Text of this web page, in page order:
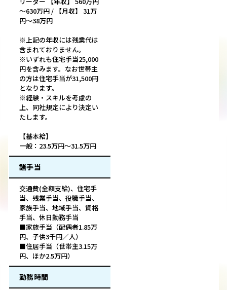
～630万円 / 【月収】 31万
円～38万円
※上記の年収には残業代は
含まれておりません。
※いずれも住宅手当25,000
円を含みます。なお世帯主
の方は住宅手当が31,500円
となります。
※経験・スキルを考慮の
上、同社規定により決定い
たします。
【基本給】
一般：23.5万円～31.5万円
諸手当
交通費(全額支給)、住宅手
当、残業手当、役職手当、
家族手当、地域手当、資格
手当、休日勤務手当
■家族手当（配偶者1.85万
円、子供3千円／人）
■住居手当（世帯主3.15万
円、ほか2.5万円）
勤務時間